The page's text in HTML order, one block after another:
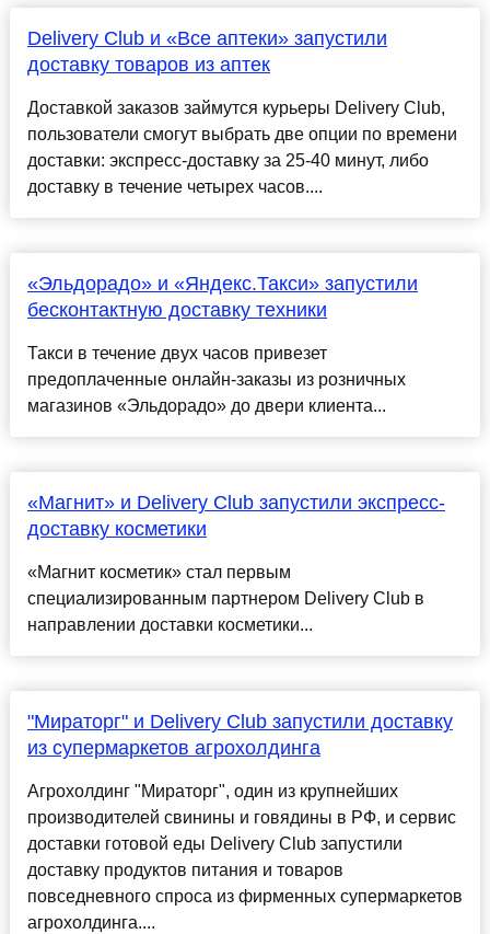
Delivery Club и «Все аптеки» запустили
доставку товаров из аптек
Доставкой заказов займутся курьеры Delivery Club,
пользователи смогут выбрать две опции по времени
доставки: экспресс-доставку за 25-40 минут, либо
доставку в течение четырех часов....
«Эльдорадо» и «Яндекс.Такси» запустили
бесконтактную доставку техники
Такси в течение двух часов привезет
предоплаченные онлайн-заказы из розничных
магазинов «Эльдорадо» до двери клиента...
«Магнит» и Delivery Club запустили экспресс-
доставку косметики
«Магнит косметик» стал первым
специализированным партнером Delivery Club в
направлении доставки косметики...
"Мираторг" и Delivery Club запустили доставку
из супермаркетов агрохолдинга
Агрохолдинг "Мираторг", один из крупнейших
производителей свинины и говядины в РФ, и сервис
доставки готовой еды Delivery Club запустили
доставку продуктов питания и товаров
повседневного спроса из фирменных супермаркетов
агрохолдинга....